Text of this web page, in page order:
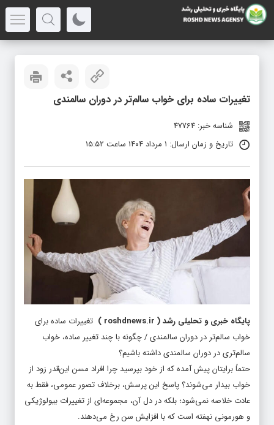
تغییرات ساده برای خواب سالم‌تر در دوران سالمندی
شناسه خبر: 47764
تاریخ و زمان ارسال: ۱ مرداد ۱۴۰۴ ساعت ۱۵:۵۲
پایگاه خبری و تحلیلی رشد(
roshdnews.ir
) تغییرات ساده برای
خواب سالم‌تر در دوران سالمندی / چگونه با چند تغییر ساده، خواب
سالم‌تری در دوران سالمندی داشته باشیم؟
حتماً برایتان پیش آمده که از خود بپرسید چرا افراد مسن این‌قدر زود از
خواب بیدار می‌شوند؟ پاسخ این پرسش، برخلاف تصور عمومی، فقط به
عادت خلاصه نمی‌شود؛ بلکه در دل آن، مجموعه‌ای از تغییرات بیولوژیکی
و هورمونی نهفته است که با افزایش سن رخ می‌دهند.